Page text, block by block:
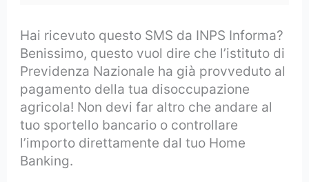
Hai ricevuto questo SMS da INPS Informa?
Benissimo, questo vuol dire che l’istituto di
Previdenza Nazionale ha già provveduto al
pagamento della tua disoccupazione
agricola! Non devi far altro che andare al
tuo sportello bancario o controllare
l’importo direttamente dal tuo Home
Banking.